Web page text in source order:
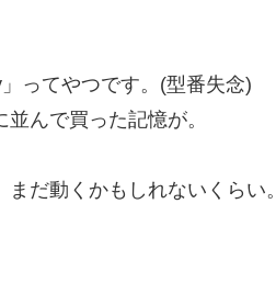
ってやつです。(型番失念)
んで買った記憶が。
だ動くかもしれないくらい。